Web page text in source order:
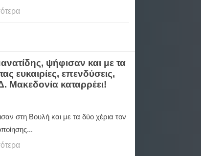
ψήφισαν και με τα
ευκαιρίες, επενδύσεις,
Μακεδονία καταρρέει!
στη Βουλή και με τα δύο χέρια τον